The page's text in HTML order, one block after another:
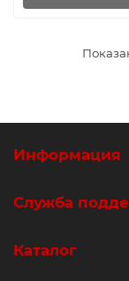
Информация
Служба
Каталог